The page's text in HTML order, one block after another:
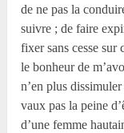
de ne pas la
suivre ; de faire
fixer sans cesse sur
le bonheur de
n’en plus
vaux pas la peine
d’une femme